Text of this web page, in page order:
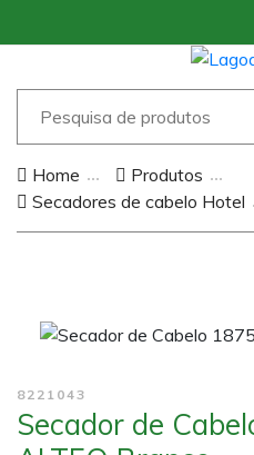
Home
Produtos
Secadores de cabelo Hotel
8221043
Secador de